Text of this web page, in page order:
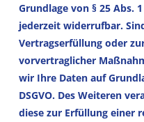
Grundlage von § 25 Abs.
jederzeit widerrufbar.
Vertragserfüllung oder
vorvertraglicher
wir Ihre Daten auf
DSGVO. Des Weiteren
diese zur Erfüllung einer